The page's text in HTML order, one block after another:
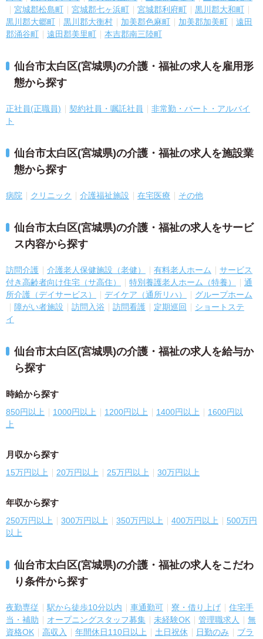
宮城郡松島町
宮城郡七ヶ浜町 宮城郡利府町
黒川郡大和町
黒川郡大郷町
黒川郡大衡村 加美郡色麻町 加美郡加美町
遠田
郡涌谷町
遠田郡美里町 本吉郡南三陸町
仙台市太白区(宮城県)の介護・福祉の求人を雇用形
態から探す
正社員(正職員) 契約社員・嘱託社員
非常勤・パート・アルバイ
ト
仙台市太白区(宮城県)の介護・福祉の求人を施設業
態から探す
病院 クリニック 介護福祉施設 在宅医療 その他
仙台市太白区(宮城県)の介護・福祉の求人をサービ
ス内容から探す
訪問介護 介護老人保健施設（老健） 有料老人ホーム
サービス
付き高齢者向け住宅（サ高住）
特別養護老人ホーム（特養）
通
所介護（デイサービス）
デイケア（通所リハ）
グループホーム
障がい者施設
訪問入浴 訪問看護 定期巡回
ショートステ
イ
仙台市太白区(宮城県)の介護・福祉の求人を給与か
ら探す
時給から探す
850円以上 1000円以上 1200円以上 1400円以上
1600円以
上
月収から探す
15万円以上 20万円以上 25万円以上 30万円以上
年収から探す
250万円以上 300万円以上 350万円以上 400万円以上
500万円
以上
仙台市太白区(宮城県)の介護・福祉の求人をこだわ
り条件から探す
夜勤専従 駅から徒歩10分以内 車通勤可 寮・借り上げ
住宅手
当・補助
オープニングスタッフ募集 未経験OK 管理職求人
無
資格OK
高収入 年間休日110日以上 土日祝休 日勤のみ
ブラ